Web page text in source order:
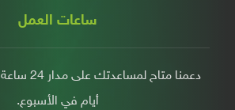
ساعات العمل
دعمنا متاح
أيام في الأسبوع.